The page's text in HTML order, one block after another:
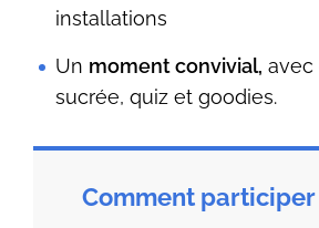
installations
Un moment convivial, avec
sucrée, quiz et goodies.
Comment participer